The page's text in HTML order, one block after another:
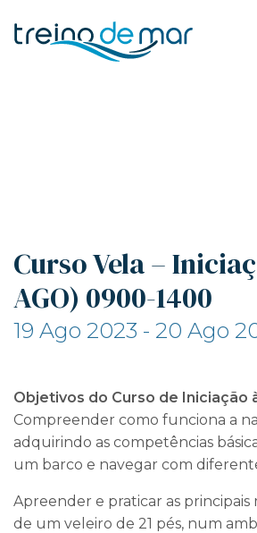
Curso Vela –
AGO) 0900-1400
19 Ago 2023 - 20 Ago
Objetivos do Curso de Iniciação
Compreender como funciona a
adquirindo as competências
um barco e navegar com
Apreender e praticar as principais
de um veleiro de 21 pés, num